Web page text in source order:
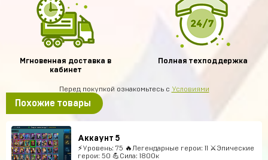
Мгновенная доставка в
кабинет
Полная техподдержка
Перед покупкой ознакомьтесь с Условиями
Похожие товары
Аккаунт 5
⚡Уровень: 75 🔥Легендарные герои: 11 ⚔️Эпические
герои: 50 💪Сила: 1800к